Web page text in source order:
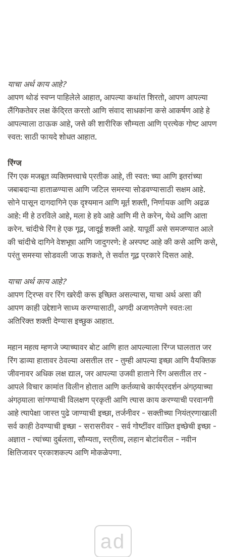
याचा अर्थ काय आहे?
आपण थोडं स्वप्न पाहिलेले आहात, आपल्या कथांत शिरतो, आपण आपल्या
लैंगिकतेवर लक्ष केंद्रित करतो आणि संवाद साधकांना कसे आकर्षण आहे हे
आपल्याला ठाऊक आहे, जसे की शारीरिक सौम्यता आणि प्रत्येक गोष्ट आपण
स्वत: साठी फायदे शोधत आहात.
रिंग्ज
रिंग एक मजबूत व्यक्तिमत्त्वाचे प्रतीक आहे, ती स्वत: च्या आणि इतरांच्या
जबाबदाऱ्या हाताळण्यास आणि जटिल समस्या सोडवण्यासाठी सक्षम आहे.
सोने पासून दागदागिने एक दृश्यमान आणि मूर्त शक्ती, निर्णायक आणि अढळ
आहे: मी हे ठरविले आहे, मला हे हवे आहे आणि मी ते करेन, येथे आणि आता
करेन. चांदीचे रिंग हे एक गूढ, जादूई शक्ती आहे. यापूर्वी असे समजण्यात आले
की चांदीचे दागिने वेशभूषा आणि जादुगरणे: हे अस्पष्ट आहे की कसे आणि कसे,
परंतु समस्या सोडवली जाऊ शकते, ते सर्वात गूढ प्रकारे दिसत आहे.
याचा अर्थ काय आहे?
आपण ट्रिप्स वर रिंग खरेदी करू इच्छित असल्यास, याचा अर्थ असा की
आपण काही उद्देशाने साध्य करण्यासाठी, अगदी अजाणतेपणे स्वतःला
अतिरिक्त शक्ती देण्यास इच्छुक आहात.
महान महत्व म्हणजे ज्याच्यावर बोट आणि हात आपल्याला रिंग्ज घालतात जर
रिंग डाव्या हातावर ठेवल्या असतील तर - तुम्ही आपल्या इच्छा आणि वैयक्तिक
जीवनावर अधिक लक्ष द्याल, जर आपल्या उजवी हाताने रिंग असतील तर -
आपले विचार कामांत विलीन होतात आणि कर्तव्याचे कार्यप्रदर्शन अंगठ्याच्या
अंगठ्याला सांगण्याची विलक्षण प्रकृती आणि त्यास काय करण्याची परवानगी
आहे त्यापेक्षा जास्त पुढे जाण्याची इच्छा, तर्जनीवर - सक्तीच्या नियंत्रणाखाली
सर्व काही ठेवण्याची इच्छा - सरासरीवर - सर्व गोष्टींवर वांछित इच्छेची इच्छा -
अज्ञात - त्यांच्या दुर्बलता, सौम्यता, स्त्रीत्व, लहान बोटांवरील - नवीन
क्षितिजावर प्रकाशकल्प आणि मोकळेपणा.
ad